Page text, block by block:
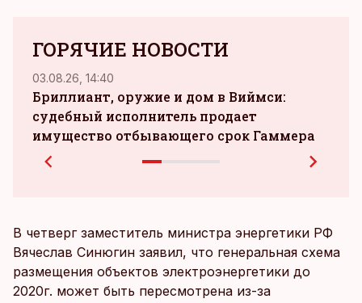
ГОРЯЧИЕ НОВОСТИ
03.08.26, 14:40
Бриллиант, оружие и дом в Виймси:
судебный исполнитель продает
имущество отбывающего срок Гаммера
В четверг заместитель министра энергетики РФ
Вячеслав Синюгин заявил, что генеральная схема
размещения объектов электроэнергетики до
2020г. может быть пересмотрена из-за